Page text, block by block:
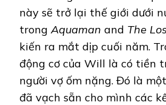
này sẽ trở lại thế giới dưới
trong Aquaman and The
kiến ra mắt dịp cuối năm.
động cơ của Will là có tiền
người vợ ốm nặng. Đó là
đã vạch sẵn cho mình các